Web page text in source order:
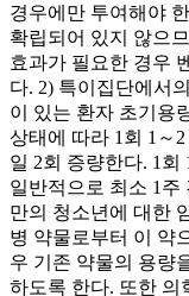
경우에만 투여해야
확립되어 있지 않으
효과가 필요한 경우
다. 2) 특이집단에서
이 있는 환자 초기용
상태에 따라 1회 1～
일 2회 증량한다. 1회
일반적으로 최소 1주
만의 청소년에 대한
병 약물로부터 이 약
우 기존 약물의 용량
하도록 한다. 또한 의